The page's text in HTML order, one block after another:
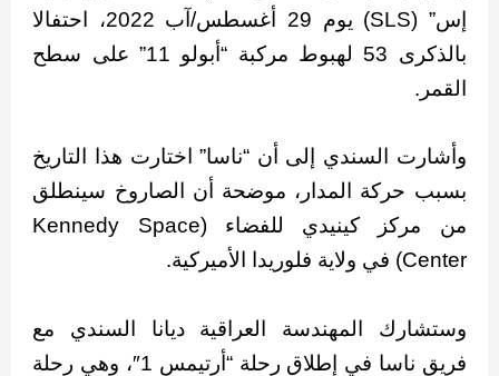
إس” (SLS) يوم 29 أغسطس/آب 2022، احتفالا
بالذكرى 53 لهبوط مركبة “أبولو 11” على سطح
القمر.
وأشارت السندي إلى أن “ناسا” اختارت هذا التاريخ
بسبب حركة المدار، موضحة أن الصاروخ سينطلق
من مركز كينيدي للفضاء (Kennedy Space
Center) في ولاية فلوريدا الأميركية.
وستشارك المهندسة العراقية ديانا السندي مع
فريق ناسا في إطلاق رحلة “أرتيمس 1″، وهي رحلة